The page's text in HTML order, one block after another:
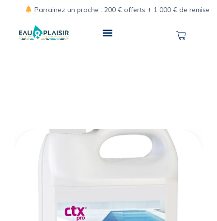
Parrainez un proche : 200 € offerts + 1 000 € de remise